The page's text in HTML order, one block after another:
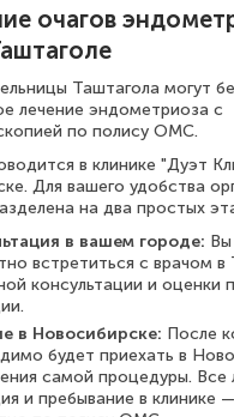
очагов
Таштагола могут
лечение эндометриоза с
по полису ОМС.
в клинике "Дуэт
Для вашего удобства
на два простых
в вашем городе:
встретиться с врачом в
консультации и оценки
в Новосибирске: После
будет приехать в
самой процедуры. Все
и пребывание в клинике